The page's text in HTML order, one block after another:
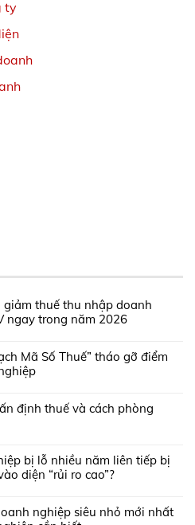
ty
giảm thuế thu nhập doanh
ngay trong năm 2026
Mã Số Thuế” tháo gỡ điểm
định thuế và cách phòng
bị lỗ nhiều năm liên tiếp bị
diện “rủi ro cao”?
nghiệp siêu nhỏ mới nhất